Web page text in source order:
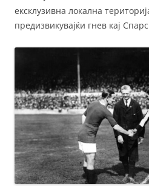
ексклузивна локална
предизвикувајќи гнев кај